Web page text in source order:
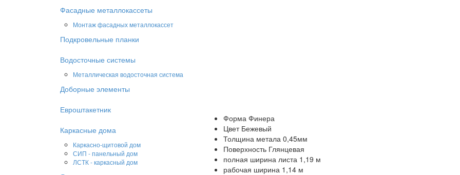
Фасадные металлокассеты
Монтаж фасадных металлокассет
Подкровельные планки
Водосточные системы
Металлическая водосточная система
Доборные элементы
Евроштакетник
Каркасные дома
Каркасно-щитовой дом
СИП - панельный дом
ЛСТК - каркасный дом
Форма Финера
Цвет Бежевый
Толщина метала 0,45мм
Поверхность Глянцевая
полная ширина листа 1,19 м
рабочая ширина 1,14 м